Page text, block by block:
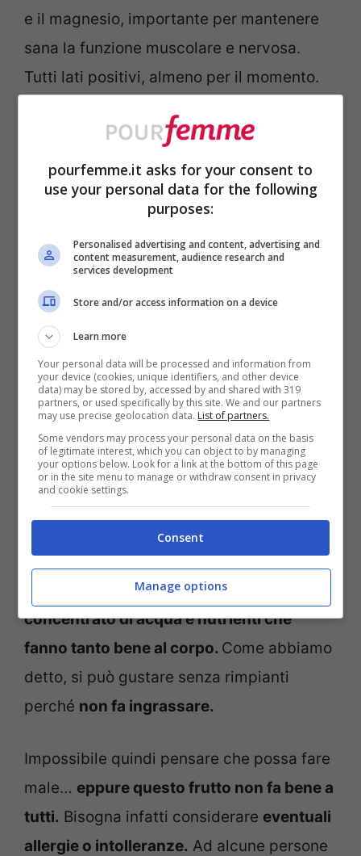
e il magnesio, importante per mantenere
sana la funzione muscolare e nervosa.
Tutti lati positivi, almeno per il momento.
Melone: benefici e rischi, cosa sapere- pourfemme.it
Al suo interno troviamo anchefitonutrienti
e antiossidanti, fondamentalipresidi
contro l’invecchiamento cellularee
utilissimi per scongiurare rischi di malattie
come il diabete o malattie cardiache.
Infine, è un frutto con poche calorie,
perfetto come spuntino sano per chi vuole
Quindi il melone è un vero
concentrato di acqua e nutrienti che
fanno tanto bene al corpo. Come abbiamo
detto, si può gustare senza rimpianti
perché non fa ingrassare.
Impossibile quindi pensare che possa fare
male… eppure questo frutto non fa bene a
tutti. Bisogna infatti considerare eventuali
allergie o intolleranze. Ad alcune persone
pourfemme.it asks for your consent to
use your personal data for the following
purposes:
Personalised advertising and content, advertising and
content measurement, audience research and
services development
Store and/or access information on a device
Learn more
Your personal data will be processed and information from
your device (cookies, unique identifiers, and other device
data) may be stored by, accessed by and shared with 319
partners, or used specifically by this site. We and our partners
may use precise geolocation data. List of partners.
Some vendors may process your personal data on the basis
of legitimate interest, which you can object to by managing
your options below. Look for a link at the bottom of this page
or in the site menu to manage or withdraw consent in privacy
and cookie settings.
Consent
Manage options